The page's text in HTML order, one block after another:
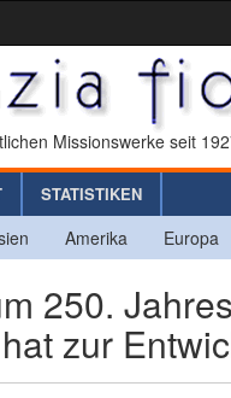
Missionswerke seit
STATISTIKEN
Amerika Europa
250.
zur